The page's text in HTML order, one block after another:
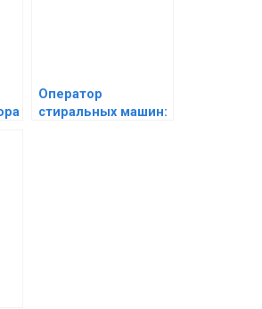
Оператор
стиральных машин: